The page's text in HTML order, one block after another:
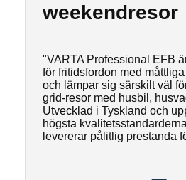
weekendresor
"VARTA Professional EFB
för fritidsfordon med
och lämpar sig särskilt väl
grid-resor med husbil,
Utvecklad i Tyskland och
högsta
levererar pålitlig prestanda